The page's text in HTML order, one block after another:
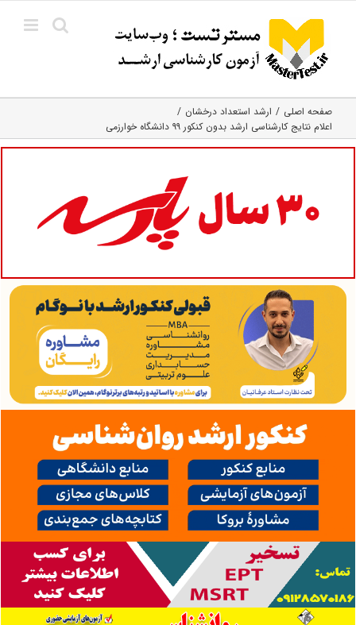
content
صفحه اصلی
ارشد استعداد درخشان
اعلام نتایج کارشناسی ارشد بدون کنکور ۹۹ دانشگاه خوارزمی